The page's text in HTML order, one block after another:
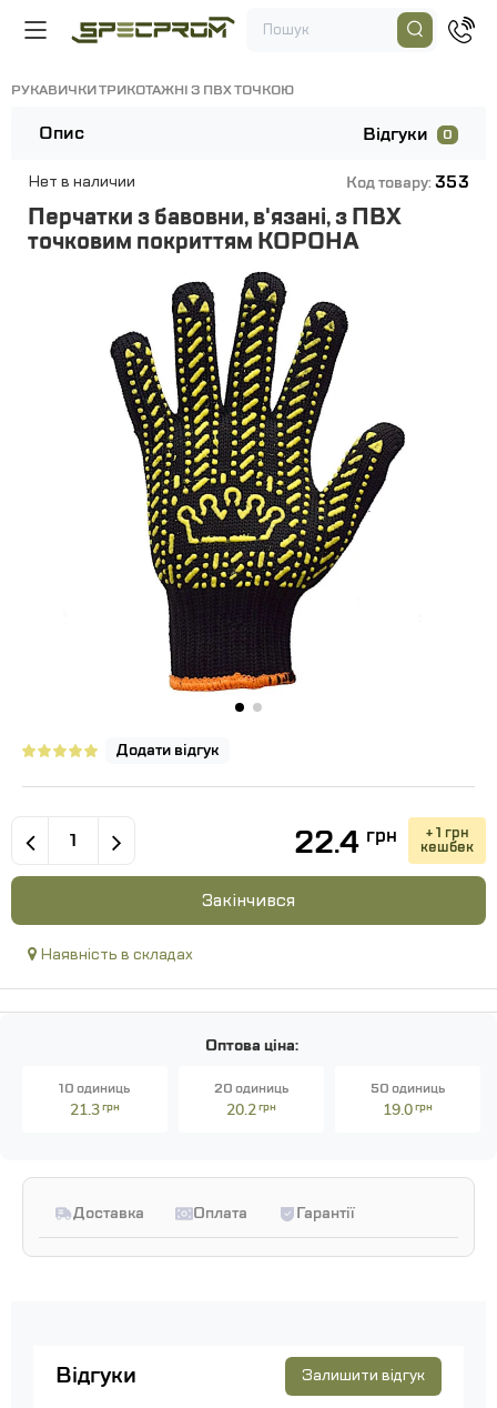
РУКАВИЧКИ ТРИКОТАЖНІ З ПВХ ТОЧКОЮ
Опис Відгуки 0
Нет в наличии Код товару: 353
Перчатки з бавовни, в'язані, з ПВХ
точковим покриттям КОРОНА
Додати відгук
22.4 грн + 1 грн
кешбек
Закінчився
Наявність в складах
Оптова ціна:
10 одиниць
21.3грн
20 одиниць
20.2грн
50 одиниць
19.0грн
Доставка Оплата Гарантії
Відгуки Залишити відгук